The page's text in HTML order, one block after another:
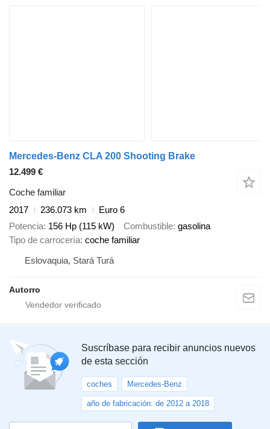
Mercedes-Benz CLA 200 Shooting Brake
12.499 €
Coche familiar
2017
236.073 km
Euro 6
Potencia 156 Hp (115 kW) Combustible gasolina
Tipo de carrocería coche familiar
Eslovaquia, Stará Turá
Autorro
Suscríbase para recibir anuncios nuevos
de esta sección
coches Mercedes-Benz
año de fabricación: de 2012 a 2018